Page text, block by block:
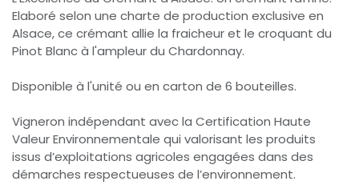
Elaboré selon une charte de production exclusive en
Alsace, ce crémant allie la fraicheur et le croquant du
Pinot Blanc à l'ampleur du Chardonnay.
Disponible à l'unité ou en carton de 6 bouteilles.
Vigneron indépendant avec la Certification Haute
Valeur Environnementale qui valorisant les produits
issus d’exploitations agricoles engagées dans des
démarches respectueuses de l’environnement.